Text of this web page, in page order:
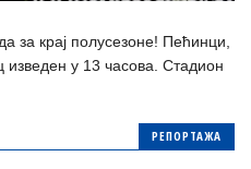
за крај полусезоне! Пећинци,
у 13 часова. Стадион
РЕПОРТАЖА